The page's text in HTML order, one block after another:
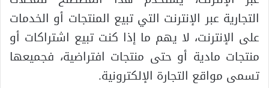
التجارية عبر الإنترنت التي تبيع المنتجات أو الخدمات
على الإنترنت، لا يهم ما إذا كنت تبيع اشتراكات أو
منتجات مادية أو حتى منتجات افتراضية، فجميعها
تسمى مواقع التجارة الإلكترونية.